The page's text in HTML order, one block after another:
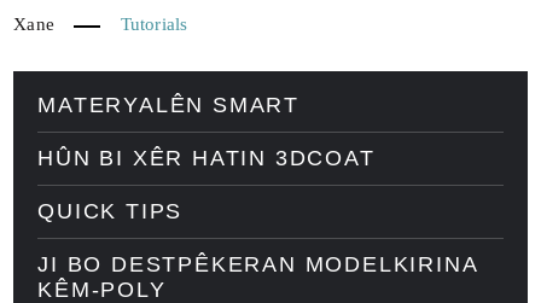
Xane Tutorials
MATERYALÊN SMART
HÛN BI XÊR HATIN 3DCOAT
QUICK TIPS
JI BO DESTPÊKERAN MODELKIRINA
KÊM-POLY